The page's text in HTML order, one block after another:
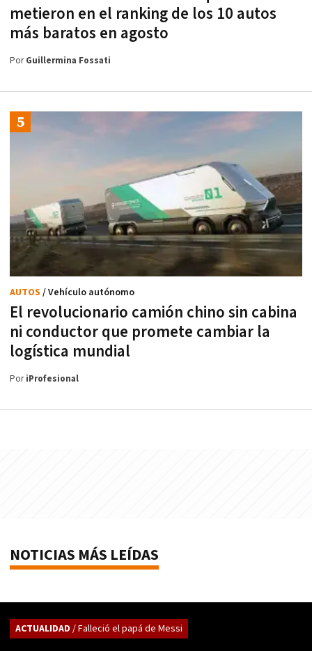
metieron en el ranking de los 10 autos
más baratos en agosto
PorGuillermina Fossati
El revolucionario camión chino sin cabina
ni conductor que promete cambiar la
logística mundial
AUTOS / Vehículo autónomo
PoriProfesional
NOTICIAS MÁS LEÍDAS
ACTUALIDAD / Falleció el papá de Messi